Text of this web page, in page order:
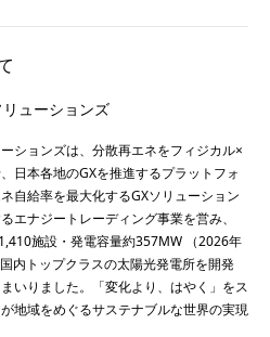
ューションズ
ションズは、分散再エネをフィジカル×
日本各地のGXを推進するプラットフォ
自給率を最大化するGXソリューション
エナジートレーディング事業を営み、
施設・発電容量約357MW （2026年
内トップクラスの太陽光発電所を開発
いりました。「変化より、はやく」をス
地域をめぐるサステナブルな世界の実現